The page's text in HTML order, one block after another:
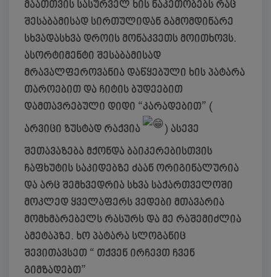
მაათთვის სასურველ ხის ნაკეთობებს რაც
შესაბამისად სირთულიდან გამომდინარე
სხვადასხვა დროის მონაკვეთს მოითხოვს.
ასორტიმენტი შესაბამისად
მრავალფეროვანია დაწყებული ხის პატარა
თაროებით და ჩიტის ბუდეებით
დამთავრებული დიდი “კარადებით” (
არვიცი ზუსტად რაქვია
) ასევე
შეთავაზება მქონდა ბაიკერებისთვის
ჩაფხუტის საკიდებზე ძაან ორიგინალურია
და არც შემხვედრია სხვა საქართველოში
მოკლედ ყველაფერს ვედები მთავარია
მომხმარებელს რასურს და მე რაშემიძლია
ამეტაპზე. ხო პატარა სლოგანიც
შევითავსეთ “ თქვენ ირჩევთ ჩვენ
გიმზადებთ”